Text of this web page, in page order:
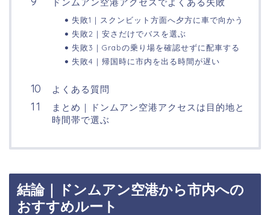
失敗1｜スクンビット方面へ夕方に車で向かう
失敗2｜安さだけでバスを選ぶ
失敗3｜Grabの乗り場を確認せずに配車する
失敗4｜帰国時に市内を出る時間が遅い
よくある質問
まとめ｜ドンムアン空港アクセスは目的地と
時間帯で選ぶ
結論｜ドンムアン空港から市内への
おすすめルート